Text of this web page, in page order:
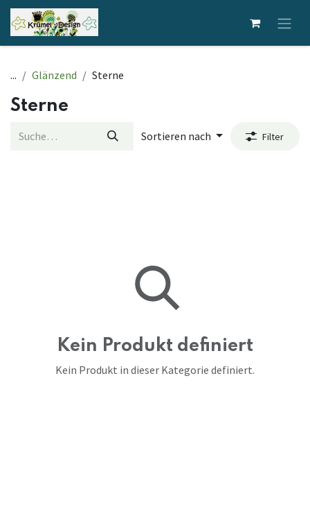
Zum Inhalt springen
... Glänzend Sterne
Sterne
Sortieren nach Filter
Kein Produkt definiert
Kein Produkt in dieser Kategorie definiert.